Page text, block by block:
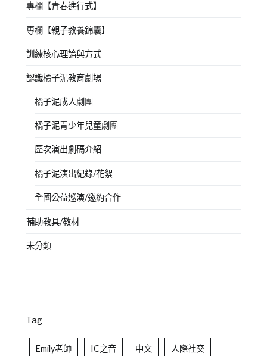
專欄【青春進行式】
專欄【親子教養錦囊】
訓練核心理論與方式
認識橘子泥教育劇場
橘子泥成人劇團
橘子泥青少年兒童劇團
歷次演出劇碼介紹
橘子泥演出紀錄/花絮
全國公益巡演/邀約合作
輔助教具/教材
未分類
Tag
Emily老師 IC之音 中文 人際社交